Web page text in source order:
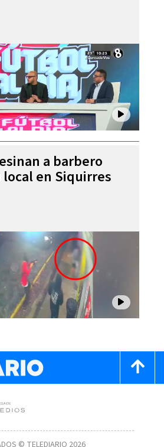
a barbero
en Siquirres
© TELEDIARIO 2026